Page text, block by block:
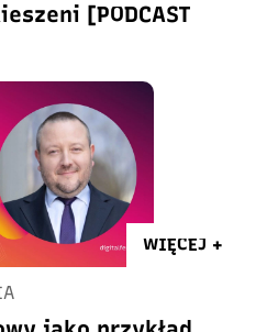
[PODCAST
WIĘCEJ +